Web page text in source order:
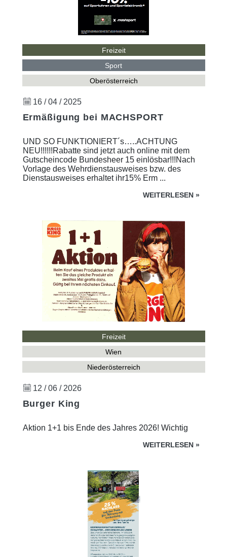
Freizeit
Sport
Oberösterreich
16 / 04 / 2025
Ermäßigung bei MACHSPORT
UND SO FUNKTIONIERT´s…..ACHTUNG
NEU!!!!!!Rabatte sind jetzt auch online mit dem
Gutscheincode Bundesheer 15 einlösbar!!!Nach
Vorlage des Wehrdienstausweises bzw. des
Dienstausweises erhaltet ihr15% Erm ...
WEITERLESEN »
Freizeit
Wien
Niederösterreich
12 / 06 / 2026
Burger King
Aktion 1+1 bis Ende des Jahres 2026! Wichtig
WEITERLESEN »